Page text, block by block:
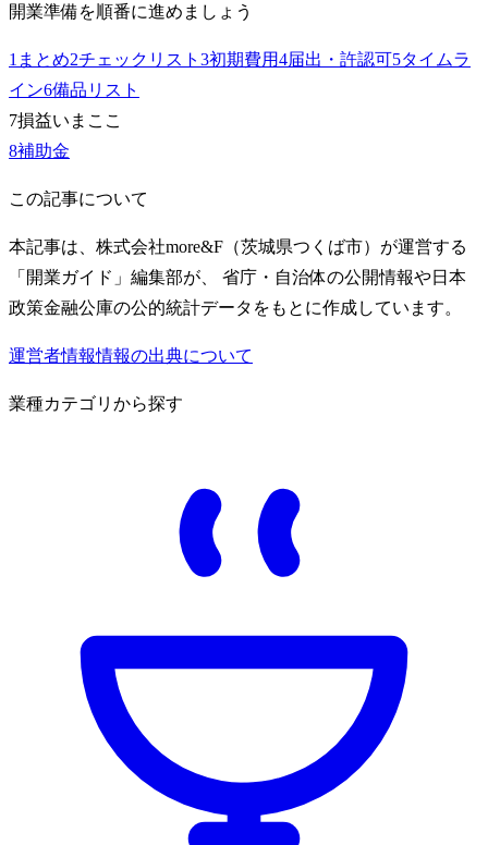
開業準備を順番に進めましょう
1 まとめ2チェックリスト 3初期費用4届出・許認可5タイムラ
イン6備品リスト
7損益いまここ
8補助金
この記事について
本記事は、株式会社more&F（茨城県つくば市）が運営する
「開業ガイド」編集部が、 省庁・自治体の公開情報や日本
政策金融公庫の公的統計データをもとに作成しています。
運営者情報情報の出典について
業種カテゴリから探す